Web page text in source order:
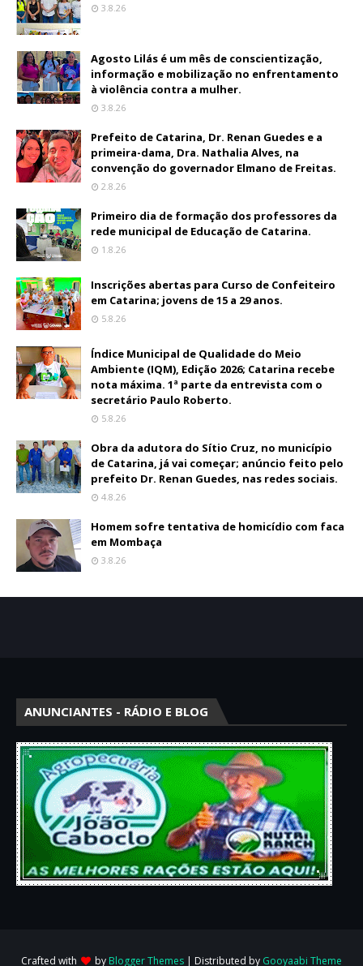
3.8.26
Agosto Lilás é um mês de conscientização,
informação e mobilização no enfrentamento
à violência contra a mulher.
3.8.26
Prefeito de Catarina, Dr. Renan Guedes e a
primeira-dama, Dra. Nathalia Alves, na
convenção do governador Elmano de Freitas.
2.8.26
Primeiro dia de formação dos professores da
rede municipal de Educação de Catarina.
1.8.26
Inscrições abertas para Curso de Confeiteiro
em Catarina; jovens de 15 a 29 anos.
5.8.26
Índice Municipal de Qualidade do Meio
Ambiente (IQM), Edição 2026; Catarina recebe
nota máxima. 1ª parte da entrevista com o
secretário Paulo Roberto.
5.8.26
Obra da adutora do Sítio Cruz, no município
de Catarina, já vai começar; anúncio feito pelo
prefeito Dr. Renan Guedes, nas redes sociais.
4.8.26
Homem sofre tentativa de homicídio com faca
em Mombaça
3.8.26
ANUNCIANTES - RÁDIO E BLOG
Crafted with by Blogger Themes | Distributed by Gooyaabi Theme